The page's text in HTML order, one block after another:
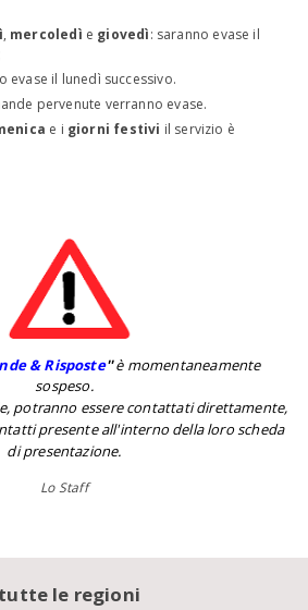
, mercoledì e giovedì: saranno evase il
evase il lunedì successivo.
pervenute verranno evase.
e i giorni festivi il servizio è
& Risposte''è momentaneamente
sospeso.
potranno essere contattati direttamente,
presente all'interno della loro scheda
di presentazione.
Lo Staff
le regioni